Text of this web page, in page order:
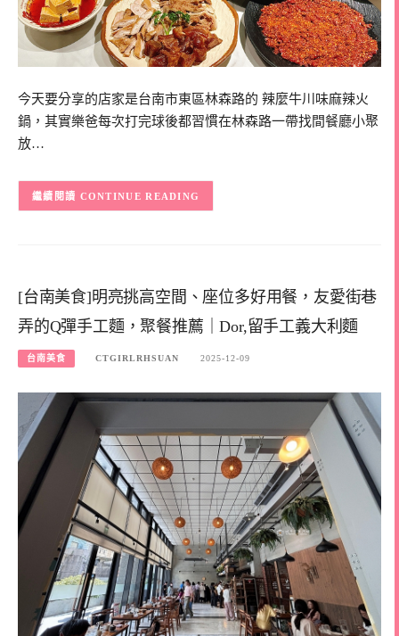
今天要分享的店家是台南市東區林森路的 辣麼牛川味麻辣火
鍋，其實樂爸每次打完球後都習慣在林森路一帶找間餐廳小聚
放…
CONTINUE READING
[台南美食]明亮挑高空間、座位多好用餐，友愛街巷
弄的Q彈手工麵，聚餐推薦｜Dor,留手工義大利麵
台南美食 CTGIRLRHSUAN 2025-12-09